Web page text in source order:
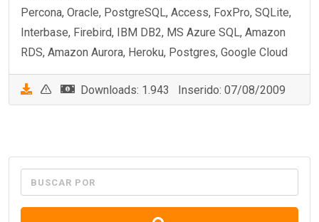
Percona, Oracle, PostgreSQL, Access, FoxPro, SQLite,
Interbase, Firebird, IBM DB2, MS Azure SQL, Amazon
RDS, Amazon Aurora, Heroku, Postgres, Google Cloud
Downloads: 1.943 Inserido: 07/08/2009
BUSCAR POR